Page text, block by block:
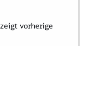
zeigt vorherige